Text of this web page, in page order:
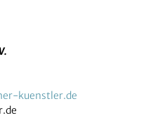
kuenstler.de